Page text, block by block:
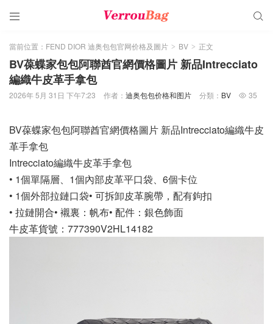
 
當前位置： FEND DIOR 迪奥包包官网价格及圖片 > BV > 正文
BV葆蝶家包包阿聯酋官網價格圖片 新品Intrecciato
編織牛皮革手拿包
2026年 5月 31日 下午7:23 作者： 迪奥包包价格和图片 分類： BV  35
BV葆蝶家包包阿聯酋官網價格圖片 新品Intrecciato編織牛皮
革手拿包
Intrecciato編織牛皮革手拿包
• 1個單隔層、1個內部皮革平口袋、6個卡位
• 1個外部拉鏈口袋• 可拆卸皮革腕帶，配有鉤扣
• 拉鏈開合• 襯裏：帆布• 配件：銀色飾面
牛皮革貨號：777390V2HL14182